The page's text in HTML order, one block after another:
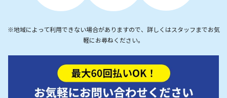
※地域によって利用できない場合がありますので、詳しくはスタッフまでお気
軽にお尋ねください。